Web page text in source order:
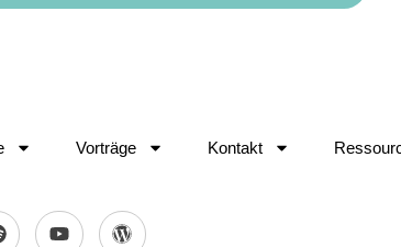
Vorträge Kontakt